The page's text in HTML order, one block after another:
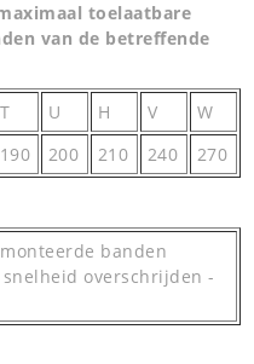
toelaatbare
van de betreffende
T U H V
W
190 200 210 240 270
banden
overschrijden -